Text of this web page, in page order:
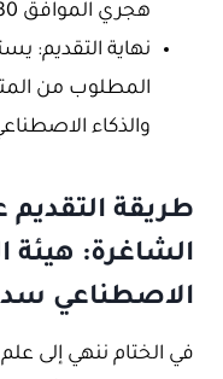
هجري الموافق 30 أبريل – نيسان (4) 2023 ميلادي
نهاية التقديم:
المطلوب من
والذكاء
طريقة
الشاغرة: هيئة
الاصطناعي
في الختام ننهي إلى علم